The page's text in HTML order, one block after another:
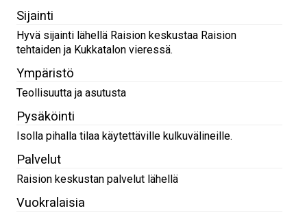
Sijainti
Hyvä sijainti lähellä Raision keskustaa Raision
tehtaiden ja Kukkatalon vieressä.
Ympäristö
Teollisuutta ja asutusta
Pysäköinti
Isolla pihalla tilaa käytettäville kulkuvälineille.
Palvelut
Raision keskustan palvelut lähellä
Vuokralaisia